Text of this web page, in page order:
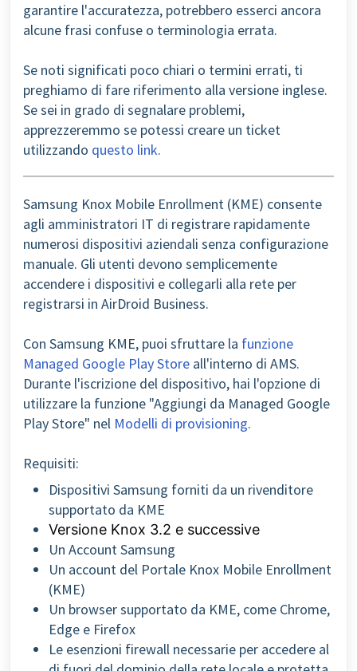
garantire l'accuratezza, potrebbero esserci ancora
alcune frasi confuse o terminologia errata.
Se noti significati poco chiari o termini errati, ti
preghiamo di fare riferimento alla versione inglese.
Se sei in grado di segnalare problemi,
apprezzeremmo se potessi creare un ticket
utilizzando questo link.
Samsung Knox Mobile Enrollment (KME) consente
agli amministratori IT di registrare rapidamente
numerosi dispositivi aziendali senza configurazione
manuale. Gli utenti devono semplicemente
accendere i dispositivi e collegarli alla rete per
registrarsi in AirDroid Business.
Con Samsung KME, puoi sfruttare la funzione
Managed Google Play Store all'interno di AMS.
Durante l'iscrizione del dispositivo, hai l'opzione di
utilizzare la funzione "Aggiungi da Managed Google
Play Store" nel Modelli di provisioning.
Requisiti:
Dispositivi Samsung forniti da un rivenditore
supportato da KME
Versione Knox 3.2 e successive
Un Account Samsung
Un account del Portale Knox Mobile Enrollment
(KME)
Un browser supportato da KME, come Chrome,
Edge e Firefox
Le esenzioni firewall necessarie per accedere al